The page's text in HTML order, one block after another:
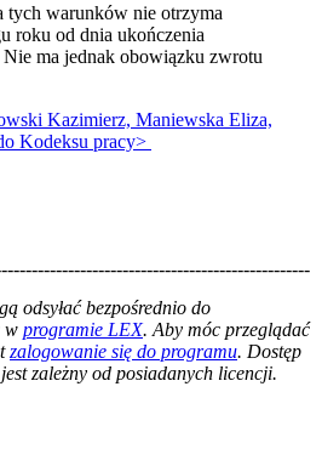
tych warunków nie otrzyma
roku od dnia ukończenia
Nie ma jednak obowiązku zwrotu
Kazimierz, Maniewska Eliza,
Kodeksu pracy>
odsyłać bezpośrednio do
w programie LEX. Aby móc przeglądać
zalogowanie się do programu. Dostęp
zależny od posiadanych licencji.